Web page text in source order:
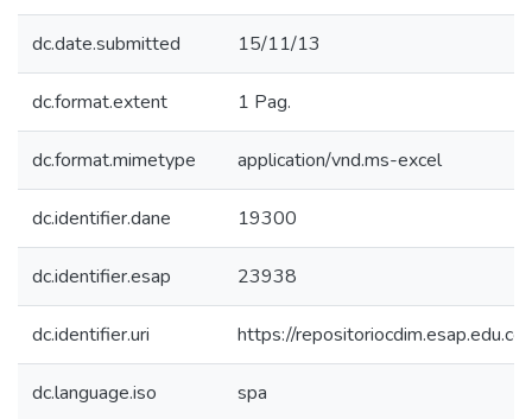
dc.date.submitted 15/11/13
dc.format.extent 1 Pag.
dc.format.mimetype application/vnd.ms-excel
dc.identifier.dane 19300
dc.identifier.esap 23938
dc.identifier.uri https://
dc.language.iso spa